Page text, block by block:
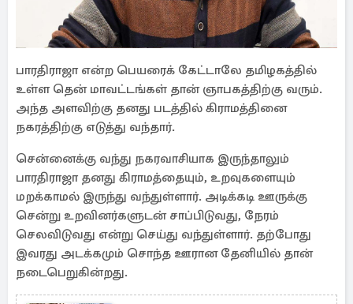
பாரதிராஜா என்ற பெயரைக் கேட்டாலே தமிழகத்தில்
உள்ள தென் மாவட்டங்கள் தான் ஞாபகத்திற்கு வரும்.
அந்த அளவிற்கு தனது படத்தில் கிராமத்தினை
நகரத்திற்கு எடுத்து வந்தார்.
சென்னைக்கு வந்து நகரவாசியாக இருந்தாலும்
பாரதிராஜா தனது கிராமத்தையும், உறவுகளையும்
மறக்காமல் இருந்து வந்துள்ளார். அடிக்கடி ஊருக்கு
சென்று உறவினர்களுடன் சாப்பிடுவது, நேரம்
செலவிடுவது என்று செய்து வந்துள்ளார். தற்போது
இவரது அடக்கமும் சொந்த ஊரான தேனியில் தான்
நடைபெறுகின்றது.